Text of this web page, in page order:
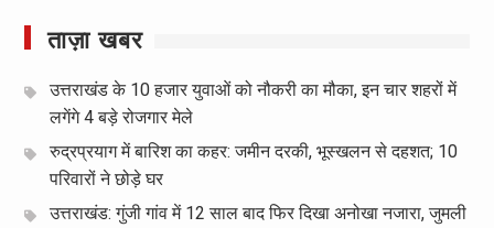
ताज़ा खबर
उत्तराखंड के 10 हजार युवाओं को नौकरी का मौका, इन चार शहरों में
लगेंगे 4 बड़े रोजगार मेले
रुद्रप्रयाग में बारिश का कहर: जमीन दरकी, भूस्खलन से दहशत; 10
परिवारों ने छोड़े घर
उत्तराखंड: गुंजी गांव में 12 साल बाद फिर दिखा अनोखा नजारा, जुमली